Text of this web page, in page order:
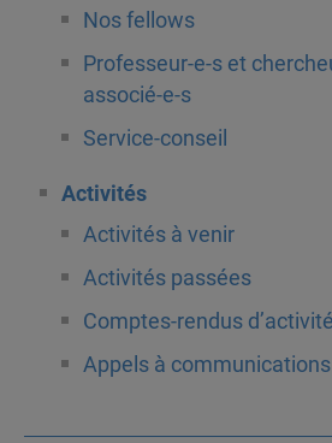
Nos fellows
Professeur-e-s et
associé-e-s
Service-conseil
Activités
Activités à venir
Activités passées
Comptes-rendus
Appels à communications